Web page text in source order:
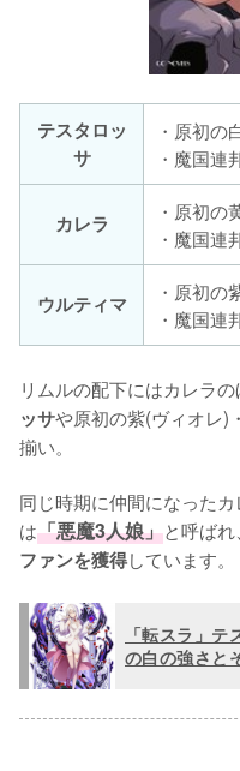
テスタロッ
サ
・原初の
・魔国連
カレラ
・原初の
・魔国連
ウルティマ
・原初の
・魔国連
リムルの配下にはカレラ
ッサや原初の紫(ヴィオレ)・
揃い。
同じ時期に仲間になった
は「悪魔3人娘」と呼ば
ファンを獲得しています。
「転スラ」
の白の強さと